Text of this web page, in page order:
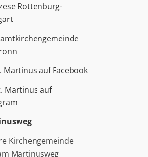
Rottenburg-
Martinus auf Facebook
Martinus auf
Kirchengemeinde
Martinusweg